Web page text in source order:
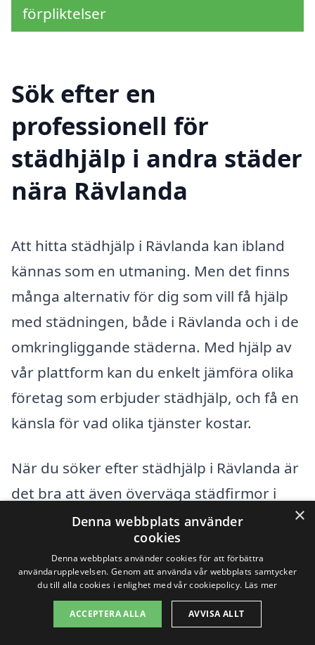
förpliktelser
Sök efter en
professionell för
städhjälp i andra städer
nära Rävlanda
Att hitta städhjälp i Rävlanda kan ibland
kännas som en utmaning. Men det finns
många alternativ för dig som vill få hjälp
med städningen, både i Rävlanda och i de
omkringliggande städerna. Med hjälp av
vår plattform kan du enkelt jämföra olika
företag som erbjuder städhjälp, och få en
känsla för vad olika tjänster kostar.
När du söker efter städhjälp i Rävlanda är
det bra att även överväga städfirmor i
närliggande städer. Här är några städer
som du kan titta närmare på:
Kungsbacka
Mölndal
×
Denna webbplats använder
cookies
Denna webbplats använder cookies för att förbättra
användarupplevelsen. Genom att använda vår webbplats samtycker
du till alla cookies i enlighet med vår cookiepolicy. Läs mer
ACCEPTERA ALLA AVVISA ALLT